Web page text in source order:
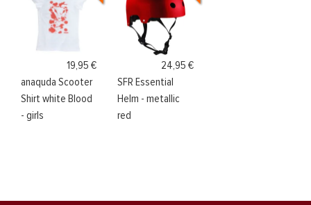
19,95 €
anaquda Scooter
Shirt white Blood
- girls
24,95 €
SFR Essential
Helm - metallic
red